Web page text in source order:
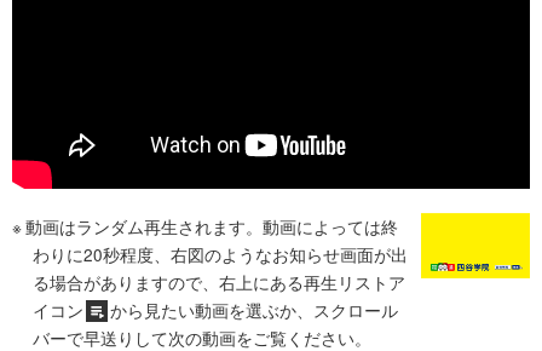
動画はランダム再生されます。動画によっては終
わりに20秒程度、右図のようなお知らせ画面が出
る場合がありますので、右上にある再生リストア
イコン
から見たい動画を選ぶか、スクロール
バーで早送りして次の動画をご覧ください。